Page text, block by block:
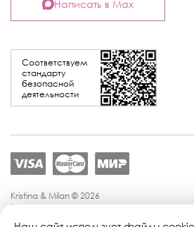
Соответствуем
стандарту
безопасной
деятельности
Написать в Max
Kristina & Milan © 2026
Политика конфиденциальности